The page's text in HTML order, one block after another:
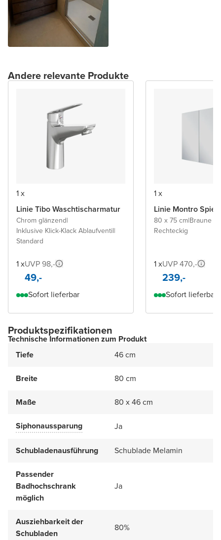
Andere relevante Produkte
1 x
Linie Tibo Waschtischarmatur
Chrom glänzend|
Inklusive Klick-Klack Ablaufventil|
Standard
1 xUVP 98,-
49,-
Sofort lieferbar
1 x
Linie Montro
80 x 75 cm|Braune
Rechteckig
1 xUVP 470,-
239,-
Sofort lieferbar
Produktspezifikationen
Technische Informationen zum Produkt
Tiefe
46 cm
Breite 80 cm
Maße 80 x 46 cm
Siphonaussparung Ja
Schubladenausführung Schublade Melamin
Passender
Badhochschrank
möglich
Ja
Ausziehbarkeit der
Schubladen
80%